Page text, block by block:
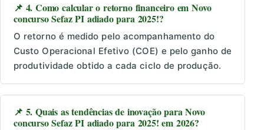
📌 4. Como calcular o retorno financeiro em Novo
concurso Sefaz PI adiado para 2025!?
O retorno é medido pelo acompanhamento do
Custo Operacional Efetivo (COE) e pelo ganho de
produtividade obtido a cada ciclo de produção.
📌 5. Quais as tendências de inovação para Novo
concurso Sefaz PI adiado para 2025! em 2026?